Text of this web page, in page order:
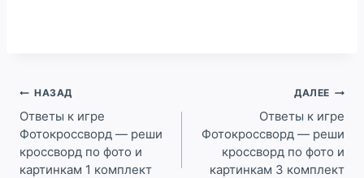
Навигация
по
записям
НАЗАД
Ответы к игре
Фотокроссворд — реши
кроссворд по фото и
картинкам 1 комплект
ДАЛЕЕ
Ответы к игре
Фотокроссворд — реши
кроссворд по фото и
картинкам 3 комплект